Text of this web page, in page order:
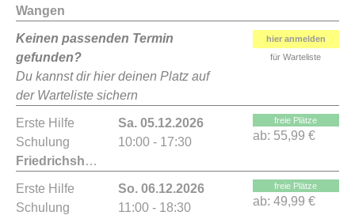
Wangen
Keinen passenden Termin
gefunden?
Du kannst dir hier deinen Platz auf
der Warteliste sichern
hier anmelden
für Warteliste
Erste Hilfe
Schulung
Friedrichshafen
Sa. 05.12.2026
10:00 - 17:30
freie Plätze
ab: 55,99 €
Erste Hilfe
Schulung
So. 06.12.2026
11:00 - 18:30
freie Plätze
ab: 49,99 €